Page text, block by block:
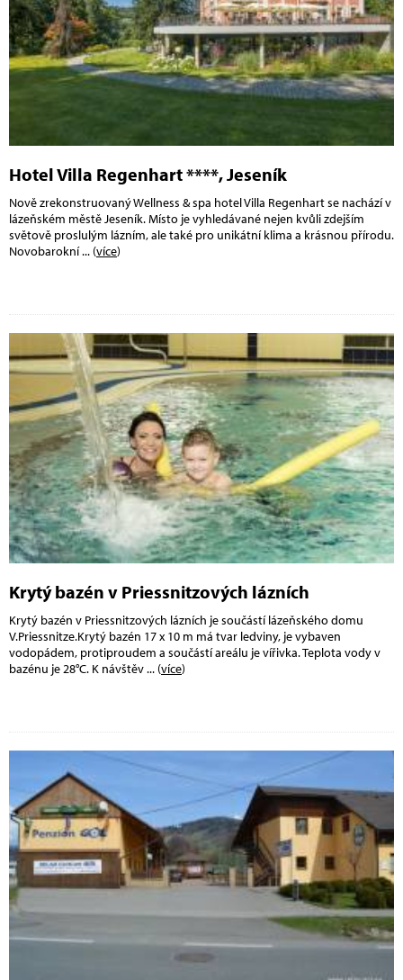
Hotel Villa Regenhart ****, Jeseník
Nově zrekonstruovaný Wellness & spa hotel Villa Regenhart se nachází v
lázeňském městě Jeseník. Místo je vyhledávané nejen kvůli zdejším
světově proslulým lázním, ale také pro unikátní klima a krásnou přírodu.
Novobarokní... (více)
Krytý bazén v Priessnitzových lázních
Krytý bazén v Priessnitzových lázních je součástí lázeňského domu
V.Priessnitze.Krytý bazén 17 x 10 m má tvar ledviny, je vybaven
vodopádem, protiproudem a součástí areálu je vířivka. Teplota vody v
bazénu je 28°C. K návštěv... (více)